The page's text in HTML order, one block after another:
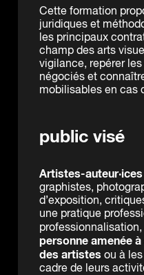
Cette formation
juridiques et
les principaux
champ des arts
vigilance, repérer
négociés et
mobilisables en cas
public visé
Artistes-auteur·ices
graphistes,
d’exposition,
une pratique
personne amenée
des artistes ou à
cadre de leurs